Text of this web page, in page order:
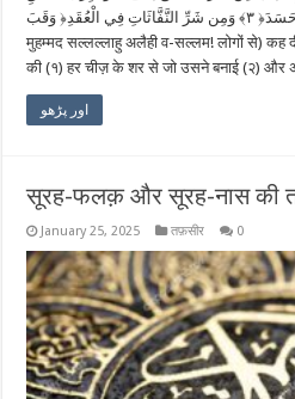
وَقَبَ ‎﴿٣﴾‏ وَمِن شَرِّ النَّفَّاثَاتِ فِي الْعُقَدِ ‎﴿٤﴾‏ وَمِن شَرِّ حَاسِدٍ إِذَا حَسَدَ ‎﴿٥﴾‏ आप (ऐ
मुहम्मद सल्लल्लाहु अलैही व-सल्लम! लोगों से) कह
की (१) हर चीज़ के शर से जो उसने बनाई (२) और
اور پڑھو
सूरह-फलक़ और सूरह-नास की
January 25, 2025 तफ़सीर 0